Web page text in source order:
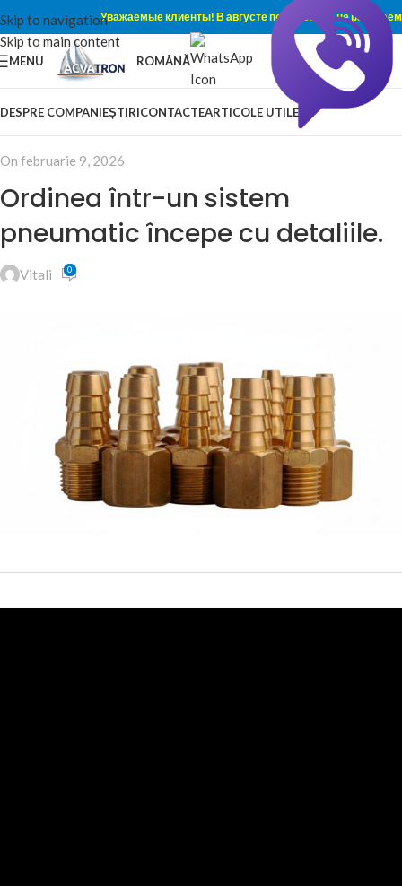
Skip to navigation
Skip to main content
Уважаемые клиенты! В августе по субботам не работаем
MENU ROMÂNĂ
DESPRE COMPANIEȘTIRICONTACTEARTICOLE UTILE
On februarie 9, 2026
Ordinea într-un sistem
pneumatic începe cu detaliile.
Vitali 0